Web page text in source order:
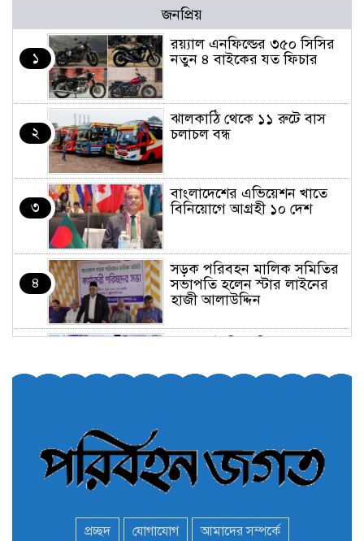
জনপ্রিয়
১
র‌য়্যাল এনফিল্ডের ৩৫০ সিসির
নতুন ৪ বাইকের যত ফিচার
২
ঝালকাঠি থেকে ১১ রুটে বাস
চলাচল বন্ধ
৩
বাংলাদেশের এভিয়েশন খাতে
বিনিয়োগে আগ্রহী ১০ দেশ
৪
সড়ক পরিবহন মালিক সমিতির
সভাপতি হলেন স্টার লাইনের
হাজী আলাউদ্দিন
অনির্দিষ্টকালের জন্য বাংলাদেশে
প্রচ্ছদ যোগাযোগ আমাদের সম্পর্কে